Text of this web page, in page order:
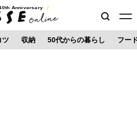
Anniversary
ツ 収納 50代からの暮らし フー